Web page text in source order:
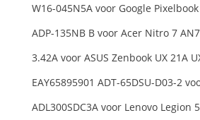
W16-045N5A voor Google Pixelbook